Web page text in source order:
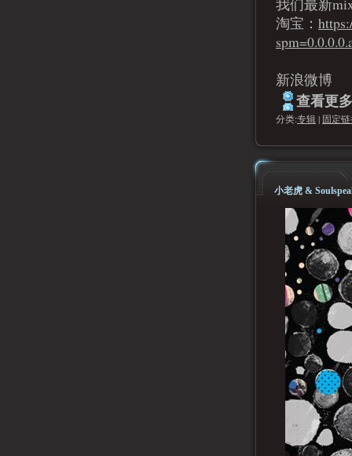
我们最新
淘宝：
新浪微博
查看更
分类:专辑| 固定
小老虎 &